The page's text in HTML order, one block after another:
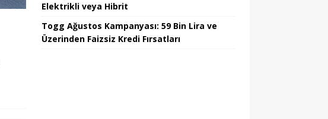
Elektrikli veya Hibrit
Togg Ağustos Kampanyası: 59 Bin Lira ve
Üzerinden Faizsiz Kredi Fırsatları